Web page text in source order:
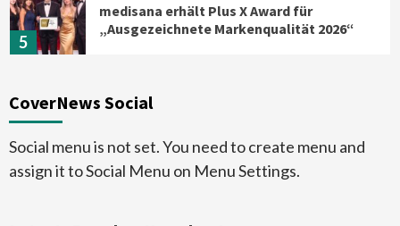
5
medisana erhält Plus X Award für
„Ausgezeichnete Markenqualität 2026“
6
Verbraucher setzen immer mehr auf
CoverNews Social
Social menu is not set. You need to create menu and
assign it to Social Menu on Menu Settings.